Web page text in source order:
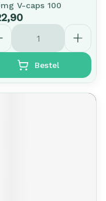
V-caps 100
Bestel